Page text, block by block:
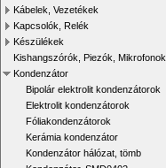
Kábelek, Vezetékek
Kapcsolók, Relék
Készülékek
Kishangszórók, Piezók, Mikrofonok
Kondenzátor
Bipolár elektrolit kondenzátorok
Elektrolit kondenzátorok
Fóliakondenzátorok
Kerámia kondenzátor
Kondenzátor hálózat, tömb